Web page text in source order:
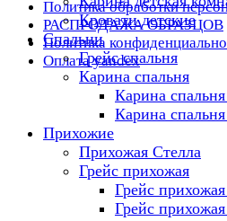
Политика обработки
РАСПРОДАЖА ОБРАЗЦОВ
Политика
Оплата yandex
Кровати детские
Спальни
Грейс спальня
Карина спальня
Карина
Карина
Прихожие
Прихожая Стелла
Грейс прихожая
Грейс
Грейс